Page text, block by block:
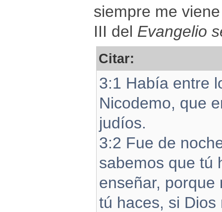
siempre me
III del Evangelio
Citar:
3:1 Había entre
Nicodemo, que
judíos.
3:2 Fue de
sabemos que tú
enseñar, porque
tú haces, si